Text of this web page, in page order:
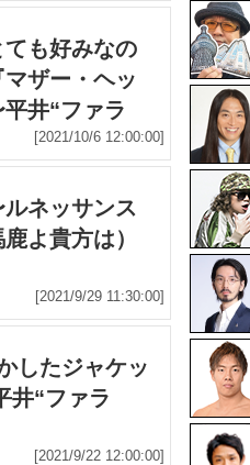
も好みなの
ザー・ヘッ
井“ファラ
[2021/10/6 12:00:00]
ネッサンス
よ貴方は）
[2021/9/29 11:30:00]
したジャケッ
井“ファラ
[2021/9/22 12:00:00]